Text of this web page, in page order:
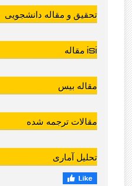
تحقیق و مقاله دانشجویی
مقاله isi
مقاله بیس
مقالات ترجمه شده
تحلیل آماری